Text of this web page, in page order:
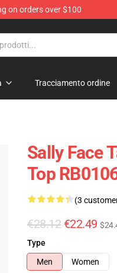
on orders over $100
Tracciamento ordine
Sally Face
Top
(3
€28.12 €22.49
Type
Men
Women